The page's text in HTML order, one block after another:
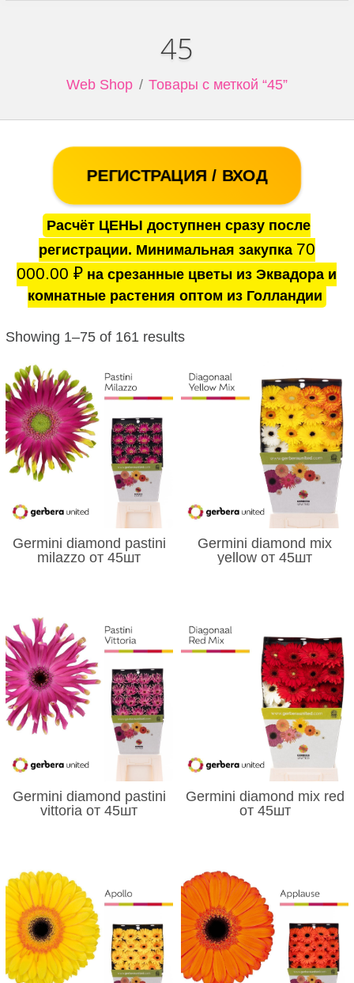
45
Web Shop Товары с меткой “45”
РЕГИСТРАЦИЯ / ВХОД
Расчёт ЦЕНЫ доступнен сразу после
регистрации. Минимальная закупка 70
000.00₽ на срезанные цветы из Эквадора и
комнатные растения оптом из Голландии
Showing 1–75 of 161 results
Germini diamond pastini
milazzo от 45шт
Germini diamond mix
yellow от 45шт
Germini diamond pastini
vittoria от 45шт
Germini diamond mix red
от 45шт